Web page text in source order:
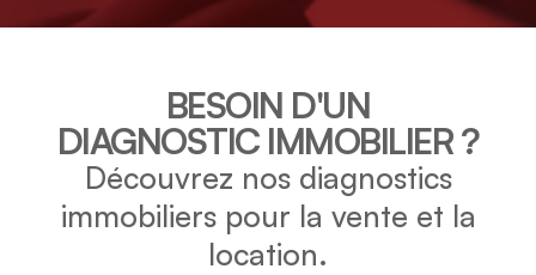
BESOIN D'UN
DIAGNOSTIC IMMOBILIER ?
Découvrez nos diagnostics
immobiliers pour la vente et la
location.